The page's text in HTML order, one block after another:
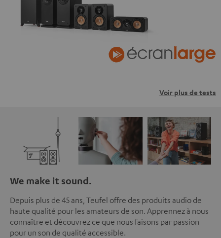
Voir plus de tests
We make it sound.
Depuis plus de 45 ans, Teufel offre des produits audio de
haute qualité pour les amateurs de son. Apprennez à nous
connaître et découvrez ce que nous faisons par passion
pour un son de qualité accessible.